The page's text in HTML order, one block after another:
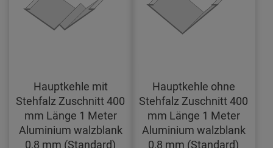
Hauptkehle mit
Stehfalz Zuschnitt 400
mm Länge 1 Meter
Aluminium walzblank
0,8 mm (Standard)
Hauptkehle ohne
Stehfalz Zuschnitt 400
mm Länge 1 Meter
Aluminium walzblank
0,8 mm (Standard)